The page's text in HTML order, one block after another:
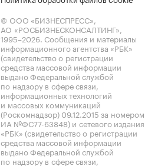
© ООО «БИЗНЕСПРЕСС»,
АО «РОСБИЗНЕСКОНСАЛТИНГ»,
1995–2026. Сообщения и материалы
информационного агентства «РБК»
(свидетельство о регистрации
средства массовой информации
выдано Федеральной службой
по надзору в сфере связи,
информационных технологий
и массовых коммуникаций
(Роскомнадзор) 09.12.2015 за номером
ИА №ФС77-63848) и сетевого издания
«РБК» (свидетельство о регистрации
средства массовой информации
выдано Федеральной службой
по надзору в сфере связи,